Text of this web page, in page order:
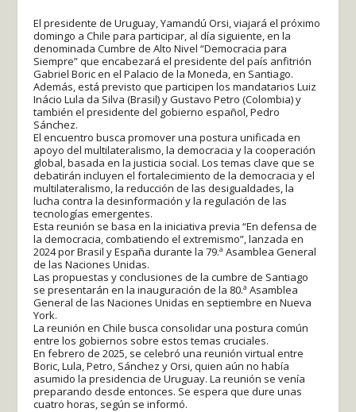
El presidente de Uruguay, Yamandú Orsi, viajará el próximo
domingo a Chile para participar, al día siguiente, en la
denominada Cumbre de Alto Nivel “Democracia para
Siempre” que encabezará el presidente del país anfitrión
Gabriel Boric en el Palacio de la Moneda, en Santiago.
Además, está previsto que participen los mandatarios Luiz
Inácio Lula da Silva (Brasil) y Gustavo Petro (Colombia) y
también el presidente del gobierno español, Pedro
Sánchez.
El encuentro busca promover una postura unificada en
apoyo del multilateralismo, la democracia y la cooperación
global, basada en la justicia social. Los temas clave que se
debatirán incluyen el fortalecimiento de la democracia y el
multilateralismo, la reducción de las desigualdades, la
lucha contra la desinformación y la regulación de las
tecnologías emergentes.
Esta reunión se basa en la iniciativa previa “En defensa de
la democracia, combatiendo el extremismo”, lanzada en
2024 por Brasil y España durante la 79.ª Asamblea General
de las Naciones Unidas.
Las propuestas y conclusiones de la cumbre de Santiago
se presentarán en la inauguración de la 80.ª Asamblea
General de las Naciones Unidas en septiembre en Nueva
York.
La reunión en Chile busca consolidar una postura común
entre los gobiernos sobre estos temas cruciales.
En febrero de 2025, se celebró una reunión virtual entre
Boric, Lula, Petro, Sánchez y Orsi, quien aún no había
asumido la presidencia de Uruguay. La reunión se venía
preparando desde entonces. Se espera que dure unas
cuatro horas, según se informó.